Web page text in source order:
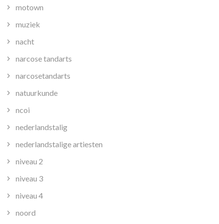
motown
muziek
nacht
narcose tandarts
narcosetandarts
natuurkunde
ncoi
nederlandstalig
nederlandstalige artiesten
niveau 2
niveau 3
niveau 4
noord